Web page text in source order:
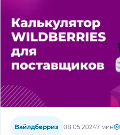
Вайлдберриз 08.05.20247 мин